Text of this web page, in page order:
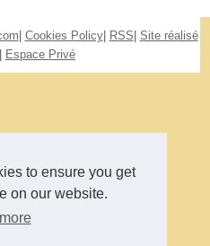
to ensure you get
on our website.
Cookies Policy| RSS Site réalisé
Espace Privé